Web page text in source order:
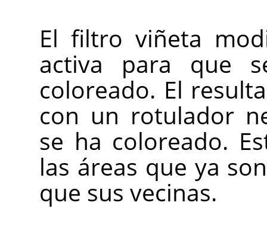
El filtro viñeta
activa para que
coloreado. El
con un rotulador
se ha coloreado.
las áreas que ya
que sus vecinas.